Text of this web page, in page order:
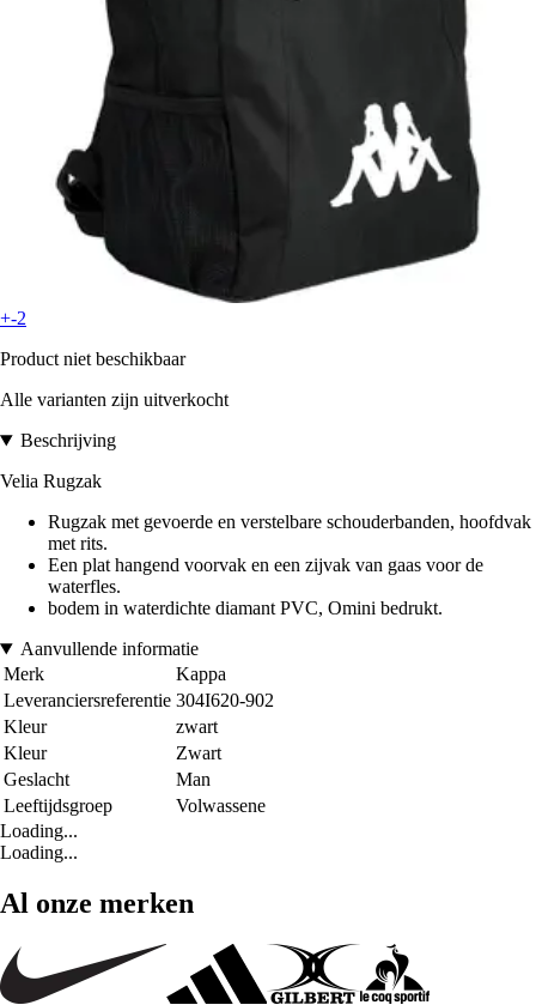
+-2
Product niet beschikbaar
Alle varianten zijn uitverkocht
Beschrijving
Velia Rugzak
Rugzak met gevoerde en verstelbare schouderbanden, hoofdvak
met rits.
Een plat hangend voorvak en een zijvak van gaas voor de
waterfles.
bodem in waterdichte diamant PVC, Omini bedrukt.
Aanvullende informatie
Merk
Kappa
Leveranciersreferentie 304I620-902
Kleur
zwart
Kleur
Zwart
Geslacht
Man
Leeftijdsgroep
Volwassene
Loading...
Loading...
Al onze merken